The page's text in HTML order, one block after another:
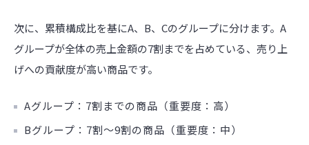
次に、累積構成比を基にA、B、Cのグループに分けます。A
グループが全体の売上金額の7割までを占めている、売り上
げへの貢献度が高い商品です。
Aグループ：7割までの商品（重要度：高）
Bグループ：7割～9割の商品（重要度：中）